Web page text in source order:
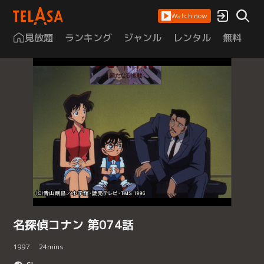
Watch now
見放題 ランキング ジャンル レンタル 無料
名探偵コナン 第074話
1997 24mins